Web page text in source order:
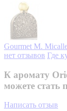
Gourmet M.
нет отзывов Где
К аромату
можете стать
Написать отзыв